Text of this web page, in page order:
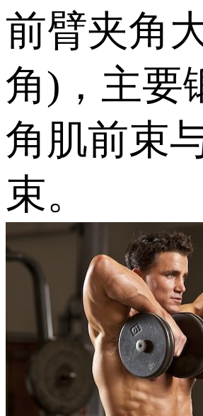
前臂夹角
角)，主要
角肌前束
束。